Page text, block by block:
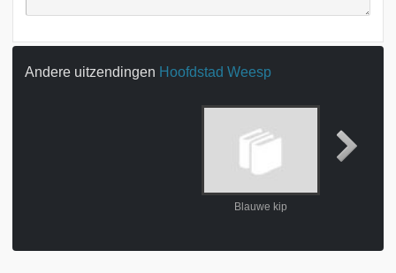
Andere uitzendingen Hoofdstad Weesp
Blauwe kip